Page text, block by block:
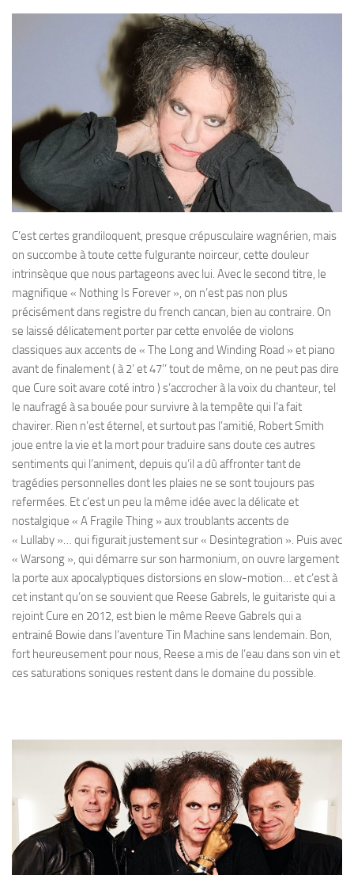
C’est certes grandiloquent, presque crépusculaire wagnérien, mais
on succombe à toute cette fulgurante noirceur, cette douleur
intrinsèque que nous partageons avec lui. Avec le second titre, le
magnifique « Nothing Is Forever », on n’est pas non plus
précisément dans registre du french cancan, bien au contraire. On
se laissé délicatement porter par cette envolée de violons
classiques aux accents de « The Long and Winding Road » et piano
avant de finalement ( à 2’ et 47’’ tout de même, on ne peut pas dire
que Cure soit avare coté intro ) s’accrocher à la voix du chanteur, tel
le naufragé à sa bouée pour survivre à la tempête qui l’a fait
chavirer. Rien n’est éternel, et surtout pas l’amitié, Robert Smith
joue entre la vie et la mort pour traduire sans doute ces autres
sentiments qui l’animent, depuis qu’il a dû affronter tant de
tragédies personnelles dont les plaies ne se sont toujours pas
refermées. Et c’est un peu la même idée avec la délicate et
nostalgique « A Fragile Thing » aux troublants accents de
« Lullaby »… qui figurait justement sur « Desintegration ». Puis avec
« Warsong », qui démarre sur son harmonium, on ouvre largement
la porte aux apocalyptiques distorsions en slow-motion… et c’est à
cet instant qu’on se souvient que Reese Gabrels, le guitariste qui a
rejoint Cure en 2012, est bien le même Reeve Gabrels qui a
entrainé Bowie dans l’aventure Tin Machine sans lendemain. Bon,
fort heureusement pour nous, Reese a mis de l’eau dans son vin et
ces saturations soniques restent dans le domaine du possible.